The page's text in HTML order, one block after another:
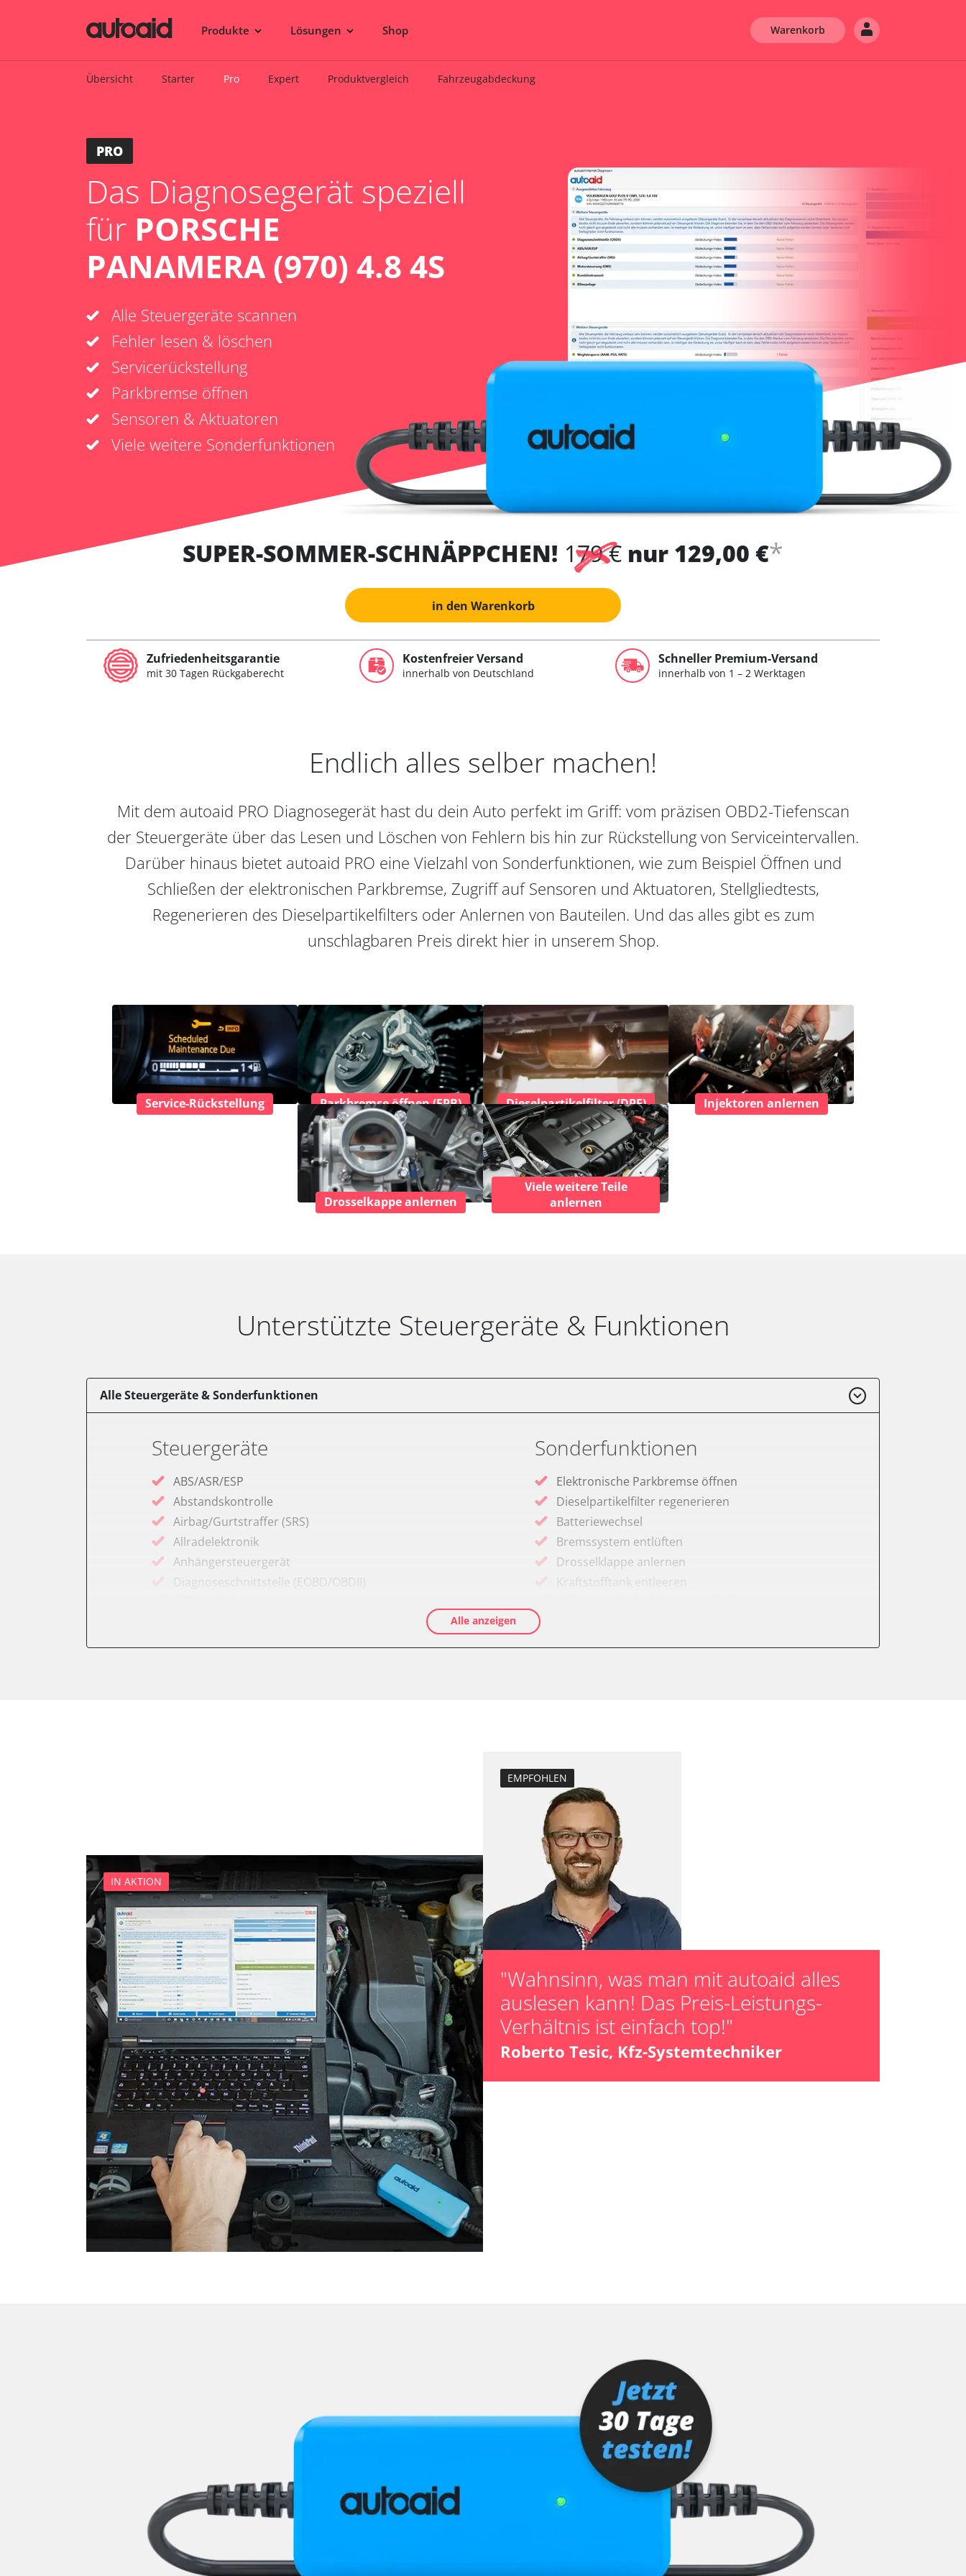
Produkte Lösungen Shop Warenkorb
Übersicht Starter Pro Expert Produktvergleich Fahrzeugabdeckung
PRO
Das Diagnosegerät speziell
für PORSCHE
PANAMERA (970) 4.8 4S
Alle Steuergeräte scannen
Fehler lesen & löschen
Servicerückstellung
Parkbremse öffnen
Sensoren & Aktuatoren
Viele weitere Sonderfunktionen
SUPER-SOMMER-SCHNÄPPCHEN! 179 € nur 129,00 €*
in den Warenkorb
Zufriedenheitsgarantie
mit 30 Tagen Rückgaberecht
Kostenfreier Versand
innerhalb von Deutschland
Schneller Premium-Versand
innerhalb von 1 – 2 Werktagen
Endlich alles selber machen!
Mit dem autoaid PRO Diagnosegerät hast du dein Auto perfekt im Griff: vom präzisen OBD2-Tiefenscan
der Steuergeräte über das Lesen und Löschen von Fehlern bis hin zur Rückstellung von Serviceintervallen.
Darüber hinaus bietet autoaid PRO eine Vielzahl von Sonderfunktionen, wie zum Beispiel Öffnen und
Schließen der elektronischen Parkbremse, Zugriff auf Sensoren und Aktuatoren, Stellgliedtests,
Regenerieren des Dieselpartikelfilters oder Anlernen von Bauteilen. Und das alles gibt es zum
unschlagbaren Preis direkt hier in unserem Shop.
Service-Rückstellung Parkbremse öffnen (EPB) Dieselpartikelfilter (DPF) Injektoren anlernen
Drosselkappe anlernen
Viele weitere Teile
anlernen
Unterstützte Steuergeräte & Funktionen
Alle Steuergeräte & Sonderfunktionen
Steuergeräte
ABS/ASR/ESP
Abstandskontrolle
Airbag/Gurtstraffer (SRS)
Allradelektronik
Anhängersteuergerät
Diagnoseschnittstelle (EOBD/OBDII)
Motorsteuerung (EMS)
Motorsteuerung 2 (EMS)
Niveauregulierung
Reifendruckkontrolle (RDK)
Rückfahrkamera
Servolenkung
Sitzbelegungserkennung (OCM)
Sitzpositionsspeicher Beifahrer
Sitzpositionsspeicher Fahrer
Spurwechselassistent
Stand-/Zusatzheizung
Start Authentifikation
Türsteuergerät hinten links
Türsteuergerät hinten rechts
Türsteuergerät vorne links
Türsteuergerät vorne rechts
Verbaute Steuergeräte
Verteilergetriebe
Wischersteuerung
Zentralelektronik
Sonderfunktionen
Elektronische Parkbremse öffnen
Dieselpartikelfilter regenerieren
Batteriewechsel
Bremssystem entlüften
Drosselklappe anlernen
Kraftstofftank entleeren
Injektor Adaptionswerte zurücksetzen
Lamdasonde anlernen
Längsbeschleunigungssensor Nullpunkt-
Kalibrierung
Parkbremse in Montageposition fahren
Querbeschleunigungssensor Nullpunkt-
Kalibrierung
Servicerückstellung
Steuergerät zurücksetzen
Alle anzeigen
IN AKTION
EMPFOHLEN
"Wahnsinn, was man mit autoaid alles
auslesen kann! Das Preis-Leistungs-
Verhältnis ist einfach top!"
Roberto Tesic, Kfz-Systemtechniker